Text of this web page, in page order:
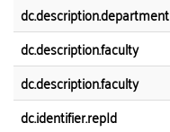
dc.description.department
dc.description.faculty
dc.description.faculty
dc.identifier.repId